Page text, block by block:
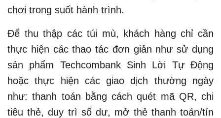
chơi trong suốt hành trình.
Để thu thập các túi mù, khách hàng chỉ cần
thực hiện các thao tác đơn giản như sử dụng
sản phẩm Techcombank Sinh Lời Tự Động
hoặc thực hiện các giao dịch thường ngày
như: thanh toán bằng cách quét mã QR, chi
tiêu thẻ, duy trì số dư, mở thẻ thanh toán/tín